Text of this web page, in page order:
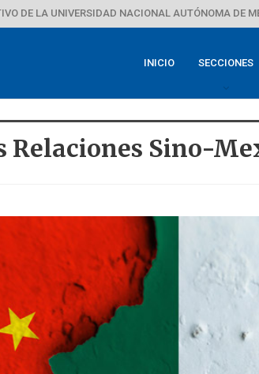
DE LA UNIVERSIDAD NACIONAL AUTÓNOMA DE
INICIO SECCIONES
Relaciones Sino-